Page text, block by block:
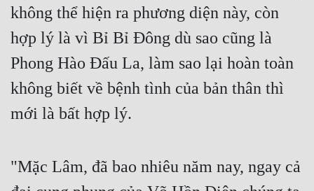
Truyện Nhập Môn
Truyện ngắn
Xa Lộ Dịch
Cung Đấu
Cổ Tiên Hiệp
không thể hiện ra phương diện này, còn
hợp lý là vì Bỉ Bỉ Đông dù sao cũng là
Phong Hào Đấu La, làm sao lại hoàn toàn
không biết về bệnh tình của bản thân thì
mới là bất hợp lý.
"Mặc Lâm, đã bao nhiêu năm nay, ngay cả